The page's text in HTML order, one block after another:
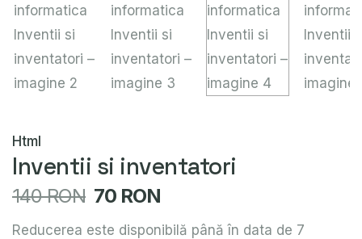
Html
Inventii si inventatori
140 RON 70 RON
Reducerea este disponibilă până în data de 7